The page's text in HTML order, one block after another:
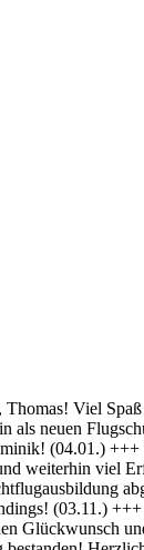
neue Flugschüler willkommen und wünschen eine erfolgreiche Ausbildung! (26.08.) +++ Herzlichen Glückwünsch zum ersten Solo, Luis und always happy landings! (22.08.) +++ Die FFG hat ein neues Vereinsmitglied und einen weiteren Flugschüler. Herzlich Willkommen, Stefan ! (7.8.) +++ Vom „Fußgänger“ zum Luftfahrzeugführer! Lieber Carsten, herzlichen Glückwunsch zur bestandenen PPL-Prüfung! (19.7.) +++ Simon hat seine Praktische Prüfung bestanden! (12.07.) Herzlichen Glückwunsch und Always Happy Landings +++ Wir begrüßen Stefan S. als neues Mitglied der FFG! - Herzlichen Glückwunsch & Always Happy Landings! (06.07.) +++ (Falscheintrag ?? hr) Die FFG hat ein neues Vereinsmitglied und die Flugschule einen neuen Schüler: Herzlich Willkommen, Robert, und viel Spaß und Erfolg bei deiner Ausbildung. (2.7.) +++ Patrik hat heute sein erstes Solo